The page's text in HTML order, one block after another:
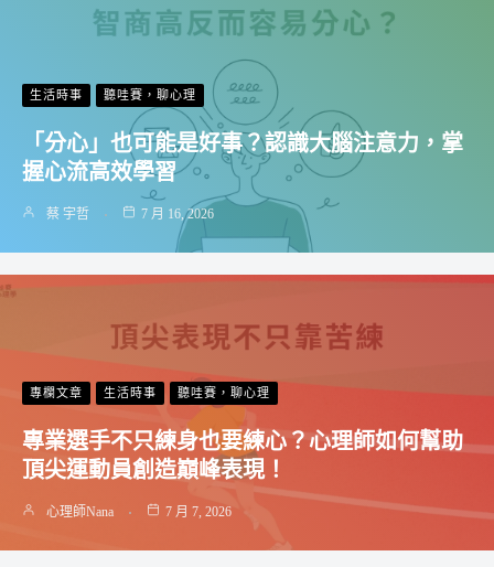
生活時事 聽哇賽，聊心理
「分心」也可能是好事？認識大腦注意力，掌
握心流高效學習
蔡 宇哲 7 月 16, 2026
專欄文章 生活時事 聽哇賽，聊心理
專業選手不只練身也要練心？心理師如何幫助
頂尖運動員創造巔峰表現！
心理師Nana 7 月 7, 2026